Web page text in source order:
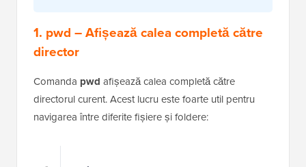
1. pwd – Afișează calea completă către
director
Comanda pwd afișează calea completă către
directorul curent. Acest lucru este foarte util pentru
navigarea între diferite fișiere și foldere: